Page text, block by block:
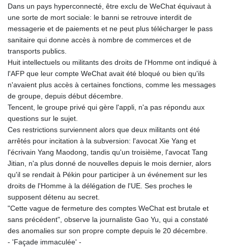
GNF 10130.304785
GTQ 8.80021
GYD 241.302858
HKD 9.049284
HRK 7.536546
HTG 150.809283
HUF 364.573259
IDR 20594.998152
ILS 3.463666
INR 109.83378
IQD 1510.89449
IRR
1585920.982023
ISK 142.572116
JEP 0.857346
JOD 0.817863
JPY 182.641857
KES 149.279328
Dans un pays hyperconnecté, être exclu de WeChat équivaut à
une sorte de mort sociale: le banni se retrouve interdit de
messagerie et de paiements et ne peut plus télécharger le pass
sanitaire qui donne accès à nombre de commerces et de
transports publics.
Huit intellectuels ou militants des droits de l'Homme ont indiqué à
l'AFP que leur compte WeChat avait été bloqué ou bien qu'ils
n'avaient plus accès à certaines fonctions, comme les messages
de groupe, depuis début décembre.
Tencent, le groupe privé qui gère l'appli, n'a pas répondu aux
questions sur le sujet.
Ces restrictions surviennent alors que deux militants ont été
arrêtés pour incitation à la subversion: l'avocat Xie Yang et
l'écrivain Yang Maodong, tandis qu'un troisième, l'avocat Tang
Jitian, n'a plus donné de nouvelles depuis le mois dernier, alors
qu'il se rendait à Pékin pour participer à un événement sur les
droits de l'Homme à la délégation de l'UE. Ses proches le
supposent détenu au secret.
"Cette vague de fermeture des comptes WeChat est brutale et
sans précédent", observe la journaliste Gao Yu, qui a constaté
des anomalies sur son propre compte depuis le 20 décembre.
- 'Façade immaculée' -